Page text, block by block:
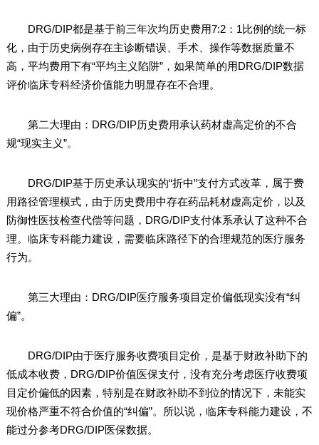
DRG/DIP都是基于前三年次均历史费用7:2：1比例的统一标
化，由于历史病例存在主诊断错误、手术、操作等数据质量不
高，平均费用下有“平均主义陷阱”，如果简单的用DRG/DIP数据
评价临床专科经济价值能力明显存在不合理。
第二大理由：DRG/DIP历史费用承认药材虚高定价的不合
规“现实主义”。
DRG/DIP基于历史承认现实的“折中”支付方式改革，属于费
用路径管理模式，由于历史费用中存在药品耗材虚高定价，以及
防御性医技检查代偿等问题，DRG/DIP支付体系承认了这种不合
理。临床专科能力建设，需要临床路径下的合理规范的医疗服务
行为。
第三大理由：DRG/DIP医疗服务项目定价偏低现实没有“纠
偏”。
DRG/DIP由于医疗服务收费项目定价，是基于财政补助下的
低成本收费，DRG/DIP价值医保支付，没有充分考虑医疗收费项
目定价偏低的因素，特别是在财政补助不到位的情况下，未能实
现价格严重不符合价值的“纠偏”。所以说，临床专科能力建设，不
能过分参考DRG/DIP医保数据。